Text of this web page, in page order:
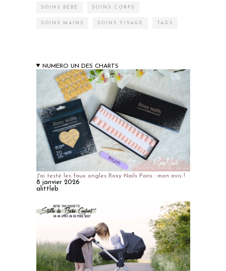
SOINS BÉBÉ SOINS CORPS
SOINS MAINS SOINS VISAGE TAGS
NUMERO UN DES CHARTS
J'ai testé les faux ongles Roxy Nails Paris : mon avis !
8 janvier 2026
alittleb